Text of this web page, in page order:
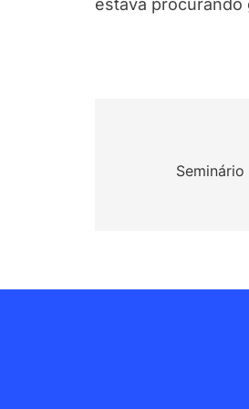
estava procurando